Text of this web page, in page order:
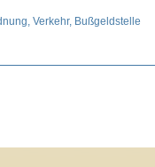
Verkehr, Bußgeldstelle